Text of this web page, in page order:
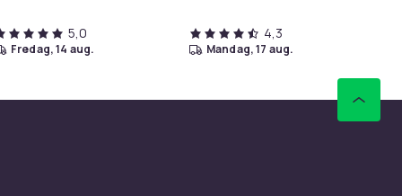
5,0
fredag, 14 aug.
4,3
mandag, 17 aug.